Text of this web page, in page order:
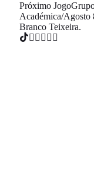
Próximo Jogo
Académica/Agosto
Branco Teixeira.